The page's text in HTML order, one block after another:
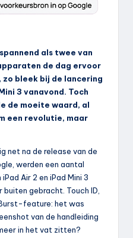
als twee van
de dag ervoor
bleek bij de lancering
3 vanavond. Toch
de moeite waard, al
een revolutie, maar
net na de release van de
werden een aantal
Air 2 en iPad Mini 3
gebracht. Touch ID,
feature: het was
van de handleiding
in het vat zitten?